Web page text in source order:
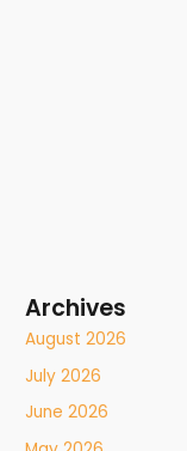
Archives
August 2026
July 2026
June 2026